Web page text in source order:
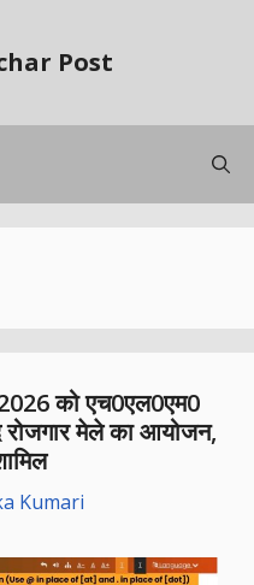
Post
को एच0एल0एम0
मेले का आयोजन,
Kumari